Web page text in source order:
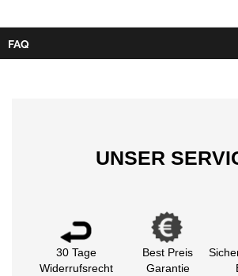
FAQ
UNSER
30 Tage
Widerrufsrecht
Best Preis
Garantie